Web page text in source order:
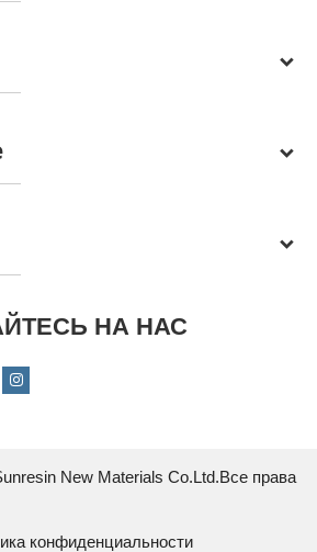
НА НАС
New Materials Co.Ltd.Все права
конфиденциальности